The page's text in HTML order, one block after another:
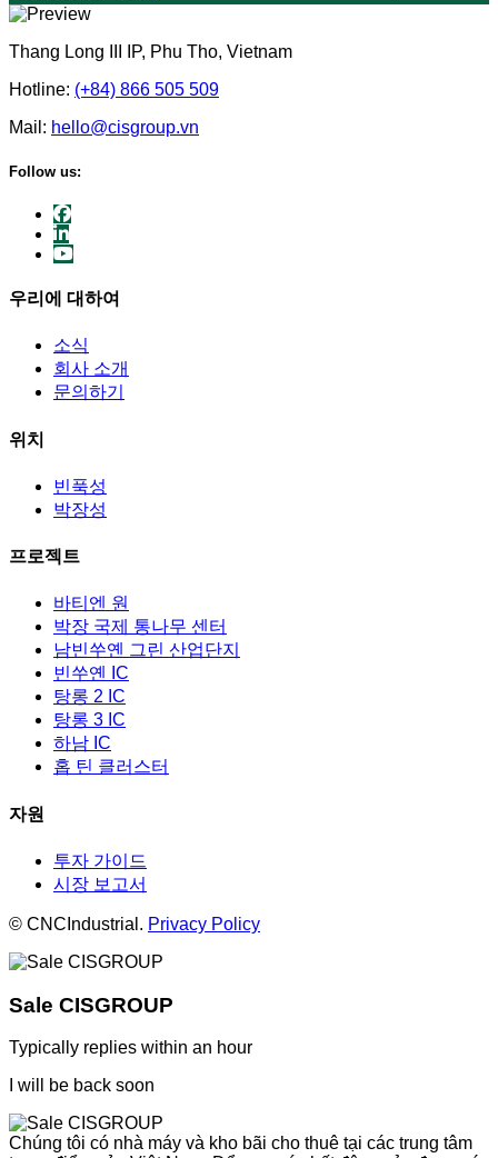
Thang Long III IP, Phu Tho, Vietnam
Hotline: (+84) 866 505 509
Mail: hello@cisgroup.vn
Follow us:
우리에 대하여
소식
회사 소개
문의하기
위치
빈푹성
박장성
프로젝트
바티엔 원
박장 국제 통나무 센터
남빈쑤옌 그린 산업단지
빈쑤옌 IC
탕롱 2 IC
탕롱 3 IC
하남 IC
홉 틴 클러스터
자원
투자 가이드
시장 보고서
© CNCIndustrial. Privacy Policy
Sale CISGROUP
Typically replies within an hour
I will be back soon
Chúng tôi có nhà máy và kho bãi cho thuê tại các trung tâm